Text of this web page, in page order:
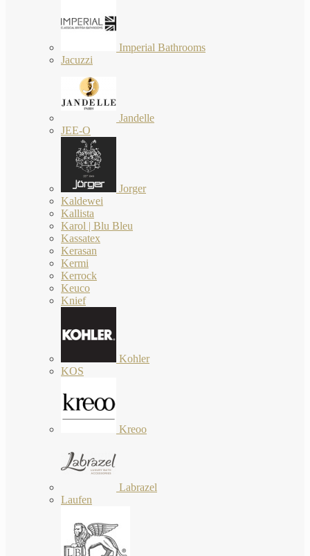
Imperial Bathrooms
Jacuzzi
Jandelle
JEE-O
Jorger
Kaldewei
Kallista
Karol | Blu Bleu
Kassatex
Kerasan
Kermi
Kerrock
Keuco
Knief
Kohler
KOS
Kreoo
Labrazel
Laufen